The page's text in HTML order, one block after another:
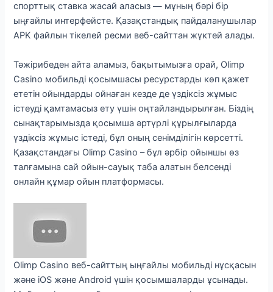
спорттық ставка жасай аласыз — мұның бәрі бір
ыңғайлы интерфейсте. Қазақстандық пайдаланушылар
APK файлын тікелей ресми веб-сайттан жүктей алады.
Тәжірибеден айта аламыз, бақытымызға орай, Olimp
Casino мобильді қосымшасы ресурстарды көп қажет
ететін ойындарды ойнаған кезде де үздіксіз жұмыс
істеуді қамтамасыз ету үшін оңтайландырылған. Біздің
сынақтарымызда қосымша әртүрлі құрылғыларда
үздіксіз жұмыс істеді, бұл оның сенімділігін көрсетті.
Қазақстандағы Olimp Casino – бұл әрбір ойыншы өз
талғамына сай ойын-сауық таба алатын белсенді
онлайн құмар ойын платформасы.
Olimp Casino веб-сайттың ыңғайлы мобильді нұсқасын
және iOS және Android үшін қосымшаларды ұсынады.